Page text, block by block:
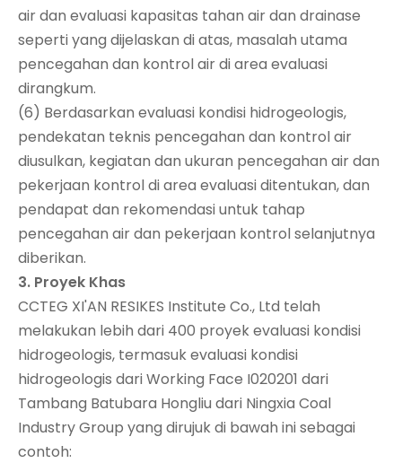
air dan evaluasi kapasitas tahan air dan drainase
seperti yang dijelaskan di atas, masalah utama
pencegahan dan kontrol air di area evaluasi
dirangkum.
(6) Berdasarkan evaluasi kondisi hidrogeologis,
pendekatan teknis pencegahan dan kontrol air
diusulkan, kegiatan dan ukuran pencegahan air dan
pekerjaan kontrol di area evaluasi ditentukan, dan
pendapat dan rekomendasi untuk tahap
pencegahan air dan pekerjaan kontrol selanjutnya
diberikan.
3. Proyek Khas
CCTEG XI'AN RESIKES Institute Co., Ltd telah
melakukan lebih dari 400 proyek evaluasi kondisi
hidrogeologis, termasuk evaluasi kondisi
hidrogeologis dari Working Face I020201 dari
Tambang Batubara Hongliu dari Ningxia Coal
Industry Group yang dirujuk di bawah ini sebagai
contoh: